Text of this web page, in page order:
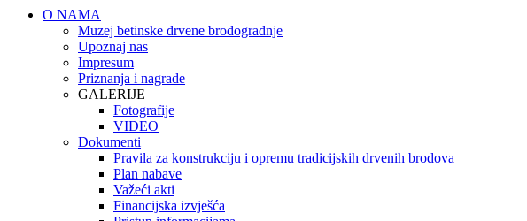
O NAMA
Muzej betinske drvene brodogradnje
Upoznaj nas
Impresum
Priznanja i nagrade
GALERIJE
Fotografije
VIDEO
Dokumenti
Pravila za konstrukciju i opremu tradicijskih drvenih brodova
Plan nabave
Važeći akti
Financijska izvješća